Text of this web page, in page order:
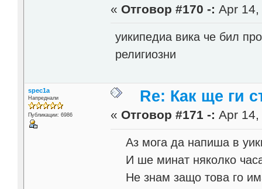
« Отговор #170 -: Apr
уикипедиа вика че бил
религиозни
spec1a
Напреднали
Публикации: 6986
Re: Как ще ги
« Отговор #171 -: Apr
Аз мога да напиша в
И ше минат няколко
Не знам защо това го